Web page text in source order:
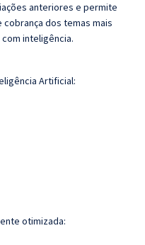
anteriores e permite
dos temas mais
inteligência.
Artificial:
otimizada: